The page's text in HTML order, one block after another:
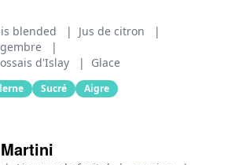
blended | Jus de citron
|
|
d'Islay
| Glace
Sucré Aigre